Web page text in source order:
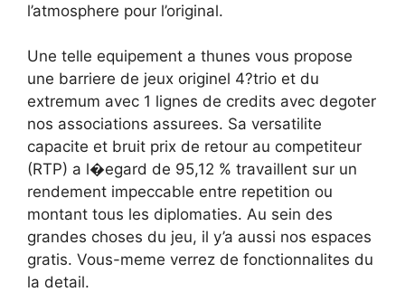
l’atmosphere pour l’original.
Une telle equipement a thunes vous propose
une barriere de jeux originel 4?trio et du
extremum avec 1 lignes de credits avec degoter
nos associations assurees. Sa versatilite
capacite et bruit prix de retour au competiteur
(RTP) a l�egard de 95,12 % travaillent sur un
rendement impeccable entre repetition ou
montant tous les diplomaties. Au sein des
grandes choses du jeu, il y’a aussi nos espaces
gratis. Vous-meme verrez de fonctionnalites du
la detail.